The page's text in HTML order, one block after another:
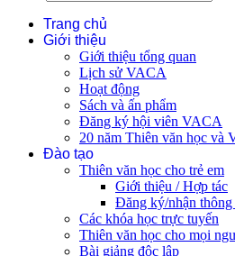
Trang chủ
Giới thiệu
Giới thiệu tổng quan
Lịch sử VACA
Hoạt động
Sách và ấn phẩm
Đăng ký hội viên VACA
20 năm Thiên văn học và
Đào tạo
Thiên văn học cho trẻ em
Giới thiệu / Hợp tác
Đăng ký/nhận
Các khóa học trực tuyến
Thiên văn học cho mọi
Bài giảng độc lập